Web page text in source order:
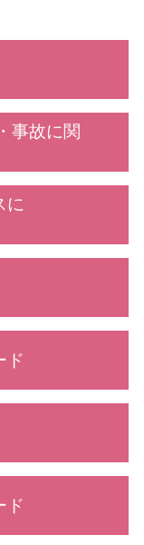
事故に関
に
護士
談
ービス
ド
ド